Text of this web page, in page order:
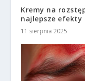
Kremy na
najlepsze efekty
11 sierpnia 2025